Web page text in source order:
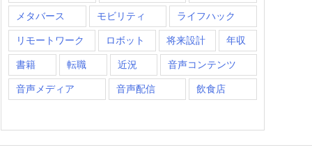
メタバース モビリティ ライフハック
リモートワーク ロボット 将来設計 年収
書籍 転職 近況 音声コンテンツ
音声メディア 音声配信 飲食店